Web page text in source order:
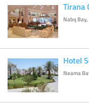
Tirana
Nabq
Hotel
Neama